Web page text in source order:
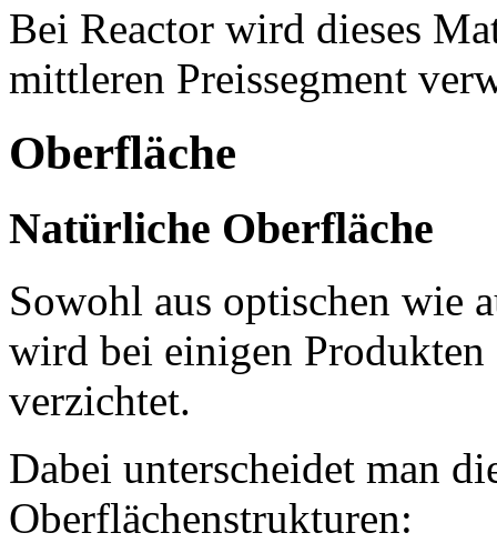
Bei Reactor wird dieses
mittleren Preissegment
Oberfläche
Natürliche Oberfläche
Sowohl aus optischen wie
wird bei einigen
verzichtet.
Dabei unterscheidet man
Oberflächenstrukturen: